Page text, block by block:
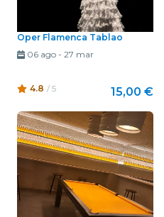
Oper Flamenca Tablao
06 ago- 27 mar
4.8 / 5 15,00 €